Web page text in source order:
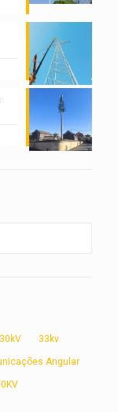
33kv
Angular